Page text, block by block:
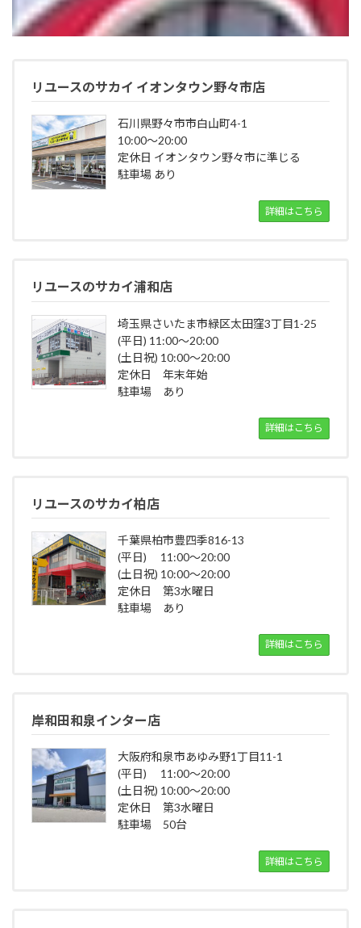
リユースのサカイ イオンタウン野々市店
石川県野々市市白山町4-1
10:00～20:00
定休日 イオンタウン野々市に準じる
駐車場 あり
詳細はこちら
リユースのサカイ浦和店
埼玉県さいたま市緑区太田窪3丁目1-25
(平日) 11:00～20:00
(土日祝) 10:00～20:00
定休日 年末年始
駐車場 あり
詳細はこちら
リユースのサカイ柏店
千葉県柏市豊四季816-13
(平日) 11:00～20:00
(土日祝) 10:00～20:00
定休日 第3水曜日
駐車場 あり
詳細はこちら
岸和田和泉インター店
大阪府和泉市あゆみ野1丁目11-1
(平日) 11:00～20:00
(土日祝) 10:00～20:00
定休日 第3水曜日
駐車場 50台
詳細はこちら